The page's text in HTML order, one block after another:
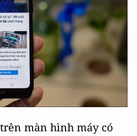
màn hình máy có